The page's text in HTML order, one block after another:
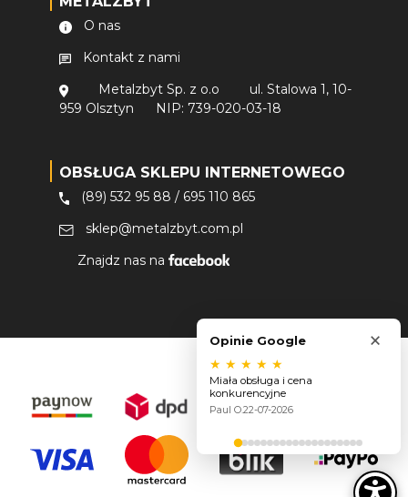
O nas
Kontakt z nami
Metalzbyt Sp. z o.o
ul. Stalowa 1, 10-
959 Olsztyn
NIP: 739-020-03-18
OBSŁUGA SKLEPU INTERNETOWEGO
(89) 532 95 88 / 695 110 865
sklep@metalzbyt.com.pl
Znajdz nas na
Opinie Google ×
★ ★ ★ ★ ★
Miała obsługa i cena
konkurencyjne
Paul O.22-07-2026